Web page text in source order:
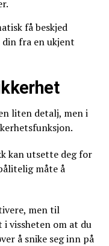
få beskjed
fra en ukjent
liten detalj, men i
kan utsette deg for
måte å
men til
vissheten om at du
å snike seg inn på